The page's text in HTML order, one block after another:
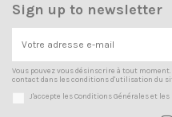
Sign up to newsletter
Vous pouvez vous désinscrire à tout
contact dans les conditions d'utilisation du
J'accepte les Conditions Générales et les